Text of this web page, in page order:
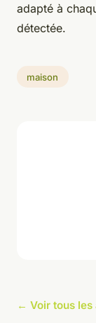
adapté à
détectée.
maison
← Voir tous